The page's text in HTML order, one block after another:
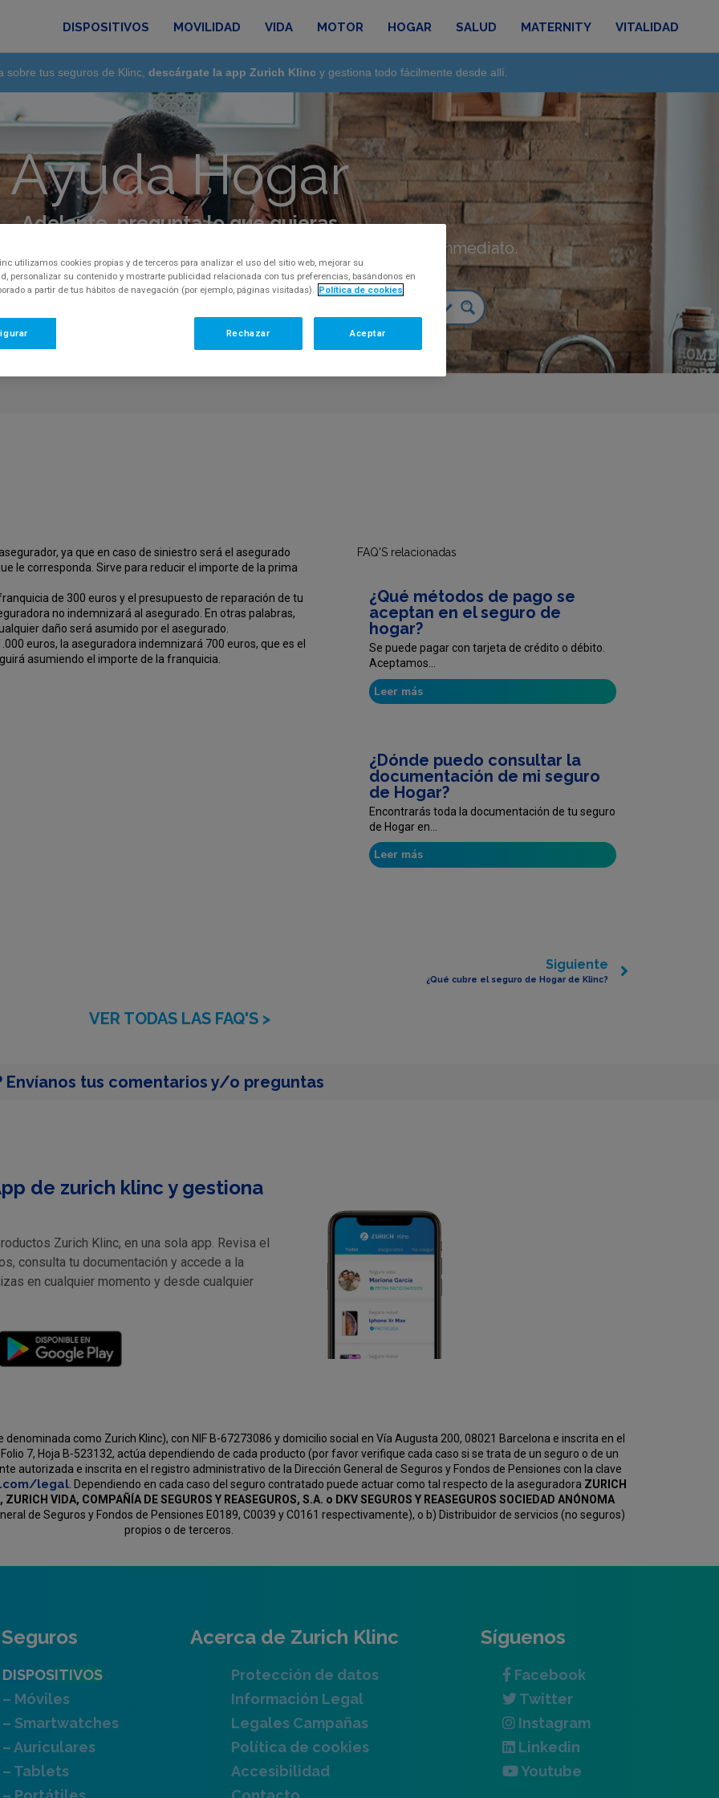
DISPOSITIVOS MOVILIDAD VIDA MOTOR HOGAR SALUD MATERNITY VITALIDAD
sobre tus seguros de Klinc, descárgate la app Zurich Klinc y gestiona todo fácilmente desde allí.
Ayuda Hogar
Adelante, pregunta lo que quieras
inquietud o comentario, por favor, contáctanos de inmediato.
ya que en caso de siniestro será el asegurado
le corresponda. Sirve para reducir el importe de la prima
de 300 euros y el presupuesto de reparación de tu
no indemnizará al asegurado. En otras palabras,
daño será asumido por el asegurado.
euros, la aseguradora indemnizará 700 euros, que es el
asumiendo el importe de la franquicia.
FAQ'S relacionadas
¿Qué métodos de pago se
aceptan en el seguro de
hogar?
Se puede pagar con tarjeta de crédito o débito.
Aceptamos...
Leer más
¿Dónde puedo consultar la
documentación de mi seguro
de Hogar?
Encontrarás toda la documentación de tu seguro
de Hogar en...
Leer más
Siguiente
¿Qué cubre el seguro de Hogar de Klinc?
VER TODAS LAS FAQ'S >
Envíanos tus comentarios y/o preguntas
de zurich klinc y gestiona
Zurich Klinc, en una sola app. Revisa el
consulta tu documentación y accede a la
en cualquier momento y desde cualquier
como Zurich Klinc), con NIF B-67273086 y domicilio social en Vía Augusta 200, 08021 Barcelona e inscrita en el
7, Hoja B-523132, actúa dependiendo de cada producto (por favor verifique cada caso si se trata de un seguro o de un
autorizada e inscrita en el registro administrativo de la Dirección General de Seguros y Fondos de Pensiones con la clave
legal. Dependiendo en cada caso del seguro contratado puede actuar como tal respecto de la aseguradora ZURICH
VIDA, COMPAÑÍA DE SEGUROS Y REASEGUROS, S.A. o DKV SEGUROS Y REASEGUROS SOCIEDAD ANÓNOMA
de Seguros y Fondos de Pensiones E0189, C0039 y C0161 respectivamente), o b) Distribuidor de servicios (no seguros)
propios o de terceros.
Seguros
DISPOSITIVOS
– Móviles
– Smartwatches
– Auriculares
– Tablets
Acerca de Zurich Klinc
Protección de datos
Información Legal
Legales Campañas
Política de cookies
Accesibilidad
Síguenos
Facebook
Twitter
Instagram
Linkedin
Youtube
utilizamos cookies propias y de terceros para analizar el uso del sitio web, mejorar su
personalizar su contenido y mostrarte publicidad relacionada con tus preferencias, basándonos en
a partir de tus hábitos de navegación (por ejemplo, páginas visitadas).
Política de cookies
Rechazar Aceptar